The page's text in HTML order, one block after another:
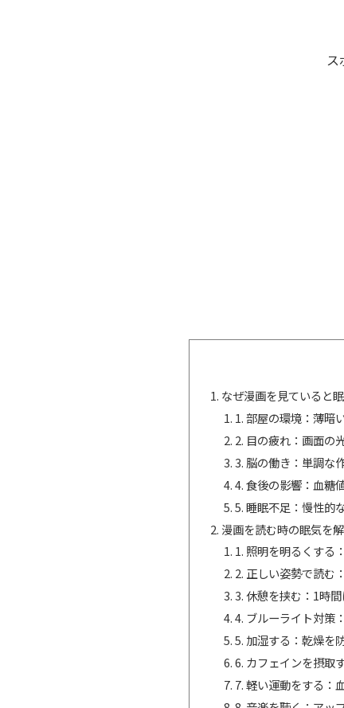
ス
なぜ漫画を見ていると
1. 部屋の環境：薄暗
2. 目の疲れ：画面の
3. 脳の働き：単調な
4. 食後の影響：血糖
5. 睡眠不足：慢性的
漫画を読む時の眠気を
1. 照明を明るくする
2. 正しい姿勢で読む
3. 休憩を挟む：1時
4. ブルーライト対策
5. 加湿する：乾燥を
6. カフェインを摂取
7. 軽い運動をする：